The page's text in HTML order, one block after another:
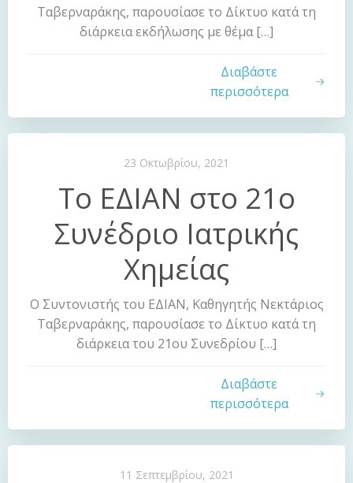
Ταβερναράκης, παρουσίασε το Δίκτυο κατά τη
διάρκεια εκδήλωσης με θέμα […]
Διαβάστε
περισσότερα
23 Οκτωβρίου, 2021
Το ΕΔΙΑΝ στο 21ο
Συνέδριο Ιατρικής
Χημείας
Ο Συντονιστής του ΕΔΙΑΝ, Καθηγητής Νεκτάριος
Ταβερναράκης, παρουσίασε το Δίκτυο κατά τη
διάρκεια του 21ου Συνεδρίου […]
Διαβάστε
περισσότερα
11 Σεπτεμβρίου, 2021